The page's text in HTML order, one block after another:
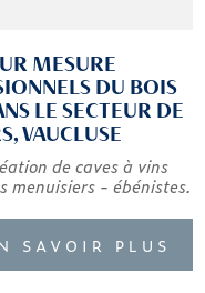
MESURE
DU BOIS
LE SECTEUR DE
VAUCLUSE
de caves à vins
menuisiers - ébénistes.
SAVOIR PLUS